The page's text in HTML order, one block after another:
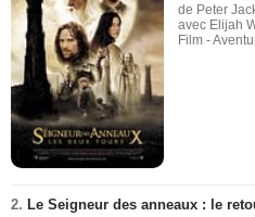
de Peter
avec Elijah
Film -
2. Le Seigneur des anneaux : le